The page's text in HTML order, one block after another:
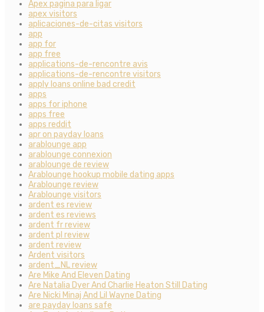
Apex pagina para ligar
apex visitors
aplicaciones-de-citas visitors
app
app for
app free
applications-de-rencontre avis
applications-de-rencontre visitors
apply loans online bad credit
apps
apps for iphone
apps free
apps reddit
apr on payday loans
arablounge app
arablounge connexion
arablounge de review
Arablounge hookup mobile dating apps
Arablounge review
Arablounge visitors
ardent es review
ardent es reviews
ardent fr review
ardent pl review
ardent review
Ardent visitors
ardent_NL review
Are Mike And Eleven Dating
Are Natalia Dyer And Charlie Heaton Still Dating
Are Nicki Minaj And Lil Wayne Dating
are payday loans safe